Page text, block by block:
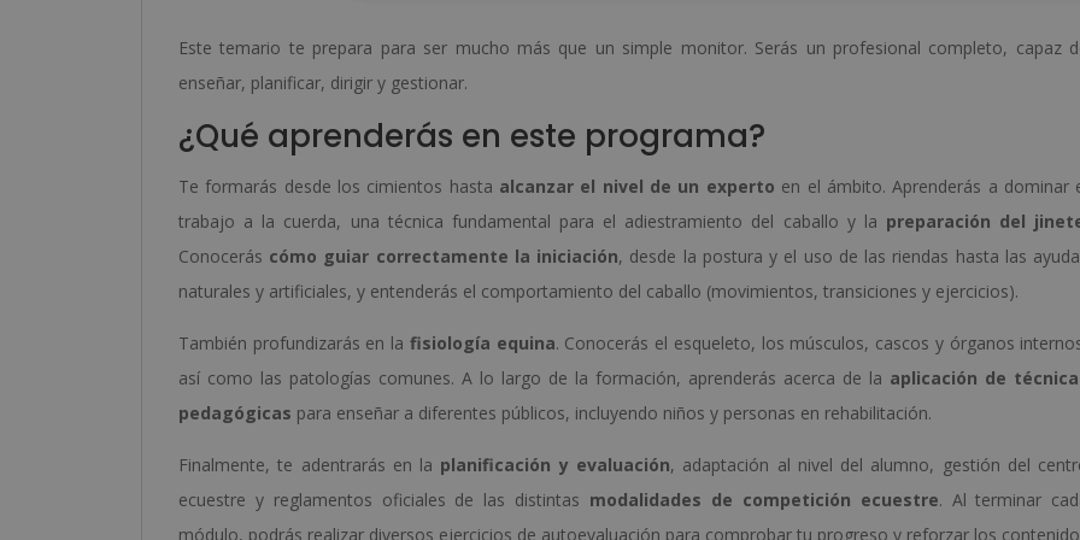
Este temario te prepara para ser mucho más que un simple monitor. Serás un profesional completo, capaz
enseñar, planificar, dirigir y gestionar.
¿Qué aprenderás en este programa?
Te formarás desde los cimientos hasta alcanzar el nivel de un experto en el ámbito. Aprenderás a dominar
trabajo a la cuerda, una técnica fundamental para el adiestramiento del caballo y la preparación del
Conocerás cómo guiar correctamente la iniciación, desde la postura y el uso de las riendas hasta las
naturales y artificiales, y entenderás el comportamiento del caballo (movimientos, transiciones y ejercicios).
También profundizarás en la fisiología equina. Conocerás el esqueleto, los músculos, cascos y órganos
así como las patologías comunes. A lo largo de la formación, aprenderás acerca de la aplicación de
pedagógicas para enseñar a diferentes públicos, incluyendo niños y personas en rehabilitación.
Finalmente, te adentrarás en la planificación y evaluación, adaptación al nivel del alumno, gestión del
ecuestre y reglamentos oficiales de las distintas modalidades de competición ecuestre. Al terminar
módulo, podrás realizar diversos ejercicios de autoevaluación para comprobar tu progreso y reforzar los